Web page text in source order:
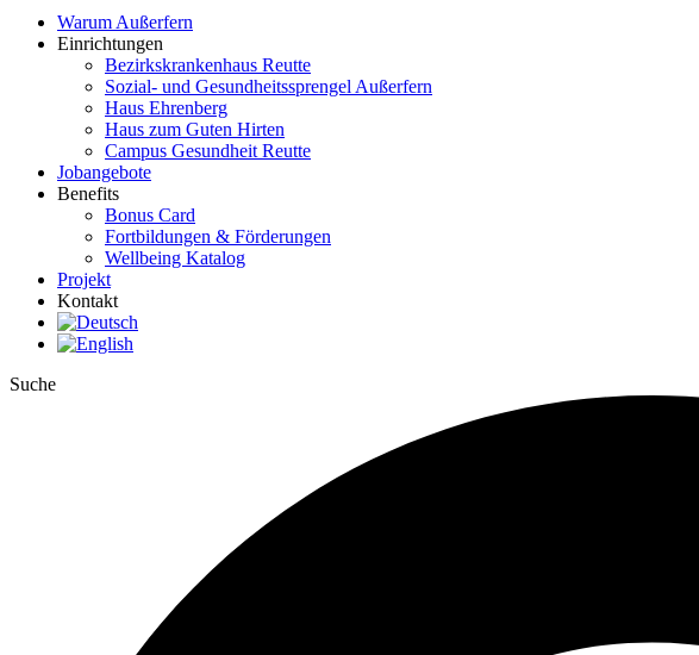
Warum Außerfern
Einrichtungen
Bezirkskrankenhaus Reutte
Sozial- und Gesundheitssprengel Außerfern
Haus Ehrenberg
Haus zum Guten Hirten
Campus Gesundheit Reutte
Jobangebote
Benefits
Bonus Card
Fortbildungen & Förderungen
Wellbeing Katalog
Projekt
Kontakt
Suche